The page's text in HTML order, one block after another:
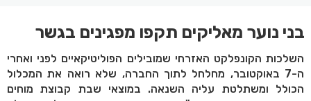
בני נוער מאליקים תקפו מפגינים בגשר
השלכות הקונפלקט האזרחי שמובילים הפוליטיקאיים לפני ואחרי
ה-7 באוקטובר, מחלחל לתוך החברה, שלא רואה את המכלול
הכולל ומשתלטת עליה השנאה. במוצאי שבת קבוצת מוחים